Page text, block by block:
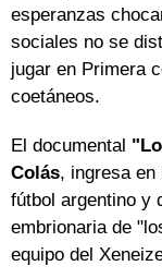
esperanzas
sociales no se
jugar en Primera
coetáneos.
El documental
Colás, ingresa en
fútbol argentino y
embrionaria de
equipo del